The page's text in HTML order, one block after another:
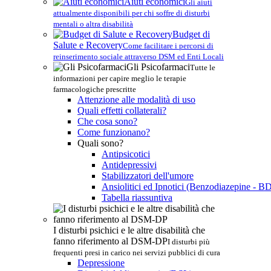
Gli aiuti
attualmente disponibili per chi soffre di disturbi
mentali o altra disabilità
Budget di
Salute e RecoveryCome facilitare i percorsi di
reinserimento sociale attraverso DSM ed Enti Locali
Gli PsicofarmaciTutte le
informazioni per capire meglio le terapie
farmacologiche prescritte
Attenzione alle modalità di uso
Quali effetti collaterali?
Che cosa sono?
Come funzionano?
Quali sono?
Antipsicotici
Antidepressivi
Stabilizzatori dell'umore
Ansiolitici ed Ipnotici (Benzodiazepine -
Tabella riassuntiva
I disturbi psichici e le altre disabilità che
fanno riferimento al DSM-DPI disturbi più
frequenti presi in carico nei servizi pubblici di cura
Depressione